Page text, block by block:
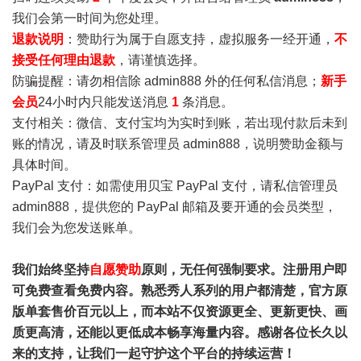
我们会第一时间为您处理。
退款说明 ：赞助行为属于自愿支持，虚拟服务一经开通， 不
接受任何理由退款 ，请谨慎选择。
防骗提醒：请勿相信除 admin888 外的任何私信消息； 新手
会员24小时内只能发送消息 1 条消息。
支付相关：微信、支付宝均为实时到账，若出现付款后未到
账的情况，请及时联系管理员 admin888，说明赞助金额与
具体时间。
PayPal 支付：如需使用贝宝 PayPal 支付，请私信管理员
admin888，提供您的 PayPal 邮箱及要开通的会员类型，
我们会为您发送账单。
我们始终坚持自愿赞助原则，无任何强制要求。注册用户即
可免费查看免费内容。熟悉秀人系列的用户都清楚，官方原
版单套售价百元以上，而本站不仅资源更全、更新更快、画
质更高清，还能以更低成本畅享海量内容。感谢各位长久以
来的支持，让我们一起守护这个平台的持续运营！